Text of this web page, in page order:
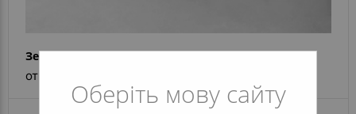
Оберіть мову сайту
Зеркало Alina
от 4 282 грн